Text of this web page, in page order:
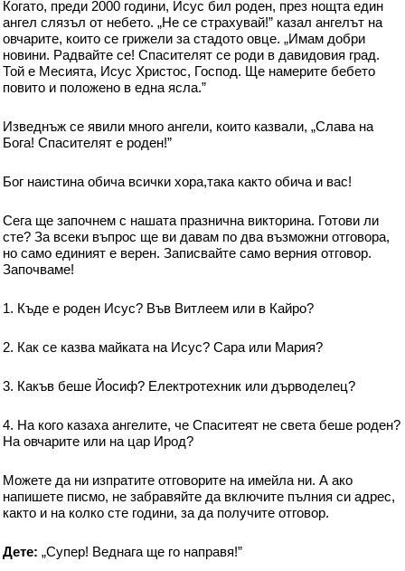
Когато, преди 2000 години, Исус бил роден, през нощта един
ангел слязъл от небето. „Не се страхувай!” казал ангелът на
овчарите, които се грижели за стадото овце. „Имам добри
новини. Радвайте се! Спасителят се роди в давидовия град.
Той е Месията, Исус Христос, Господ. Ще намерите бебето
повито и положено в една ясла.”
Изведнъж се явили много ангели, които казвали, „Слава на
Бога! Спасителят е роден!”
Бог наистина обича всички хора,така както обича и вас!
Сега ще започнем с нашата празнична викторина. Готови ли
сте? За всеки въпрос ще ви давам по два възможни отговора,
но само единият е верен. Записвайте само верния отговор.
Започваме!
1. Къде е роден Исус? Във Витлеем или в Кайро?
2. Как се казва майката на Исус? Сара или Мария?
3. Какъв беше Йосиф? Електротехник или дърводелец?
4. На кого казаха ангелите, че Спаситеят не света беше роден?
На овчарите или на цар Ирод?
Можете да ни изпратите отговорите на имейла ни. А ако
напишете писмо, не забравяйте да включите пълния си адрес,
както и на колко сте години, за да получите отговор.
Дете: „Супер! Веднага ще го направя!”